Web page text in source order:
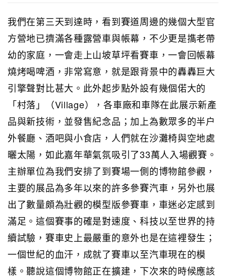
我們在第三天到達時，看到賽道周邊的幾個大型官
方營地已擠滿各種露營車與帳幕，不少更是㩦老帶
幼的家庭，一會走上山坡草坪看賽車，一會回帳幕
燒烤喝啤酒，非常寫意，就是跟背景中的轟轟巨大
引擎聲對比甚大。此外起步點外設有幾個偌大的
「村落」（Village），各車廠和車隊在此展示新產
品與新技術，並發售紀念品；加上為數眾多的半户
外餐廳、酒吧與小食店，人們就在沙灘椅與空地處
曬太陽，如此嘉年華氣氛吸引了33萬人入場觀賽。
主辦單位為我們安排了到賽場一側的博物館參觀，
主要的展品為多年以來的許多參賽汽車，另外也展
出了數量頗為壯觀的模型版參賽車，車迷必定感到
滿足。這個賽事的確是對速度、科技以至世界的持
續試驗，賽車史上最嚴重的意外也是在這裡發生；
一個世紀的血汗，成就了賽車以至汽車現在的模
樣。聽說這個博物館正在擴建，下次來的時候應該